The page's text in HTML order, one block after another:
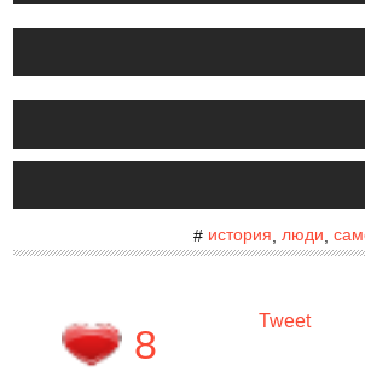
# история люди
8
Tweet